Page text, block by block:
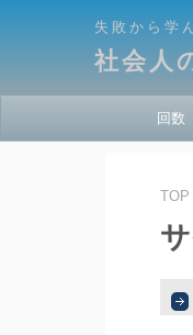
失敗から学
社会人
回数
TOP